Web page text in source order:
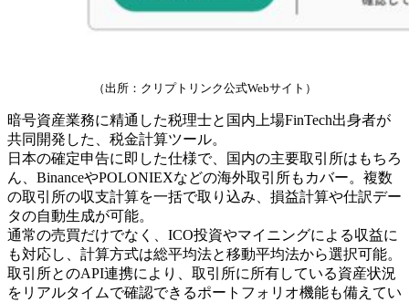
（出所：クリプトリンク公式Webサイト）
暗号資産業務に精通した税理士と国内上場FinTech出身者が
共同開発した、税金計算ツール。
日本の確定申告に即した仕様で、国内の主要取引所はもちろ
ん、BinanceやPOLONIEXなどの海外取引所もカバー。複数
の取引所の収支計算を一括で取り込み、損益計算や仕訳デー
タの自動生成が可能。
通常の売買だけでなく、ICO投資やマイニングによる収益に
も対応し、計算方式は総平均法と移動平均法から選択可能。
取引所とのAPI連携により、取引所に所有している資産状況
をリアルタイムで確認できるポートフォリオ機能も備えてい